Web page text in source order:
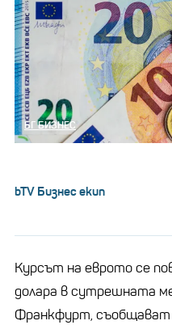
БГ БИЗНЕС
bTV Бизнес екип
Курсът на еврото се
долара в сутрешната
Франкфурт, съобщават